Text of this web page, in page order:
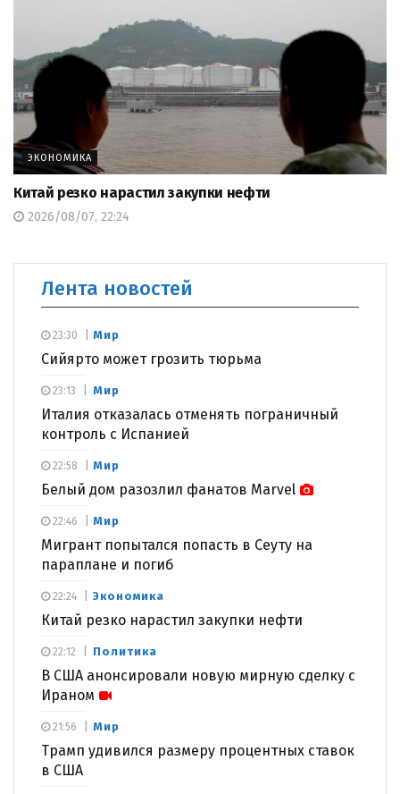
ЭКОНОМИКА
Китай резко нарастил закупки нефти
2026/08/07, 22:24
Лента новостей
Мир
Сийярто может грозить тюрьма
23:30
Мир
Италия отказалась отменять пограничный
контроль с Испанией
23:13
Мир
Белый дом разозлил фанатов Marvel
22:58
Мир
Мигрант попытался попасть в Сеуту на
параплане и погиб
22:46
Экономика
Китай резко нарастил закупки нефти
22:24
Политика
В США анонсировали новую мирную сделку с
Ираном
22:12
Мир
Трамп удивился размеру процентных ставок
в США
21:56